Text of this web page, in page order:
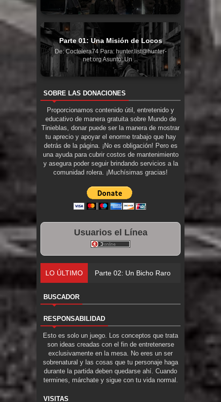
Parte 01: Una Misión de Locos
De: Coctelera74 Para: hunter.list@hunter-
net.org Asunto: Un ...
SOBRE LAS DONACIONES
Proporcionamos contenido útil, entretenido y
educativo de manera gratuita sobre Mundo de
Tinieblas, donar puede ser la manera de mostrar
tu aprecio y apoyar el enorme trabajo que hay
detrás de la página. ¡No es obligación! Pero es
una ayuda para cubrir costos de mantenimiento
y asegura poder seguir brindando servicios a la
comunidad rolera. ¡Muchísimas gracias!
Usuarios el Línea
LO ÚLTIMO Parte 02: Un Bicho Raro
BUSCADOR
RESPONSABILIDAD
Esto es solo un juego. Los conceptos que trata
son ideas creadas con el fin de entretenerse
exclusivamente en la mesa. No eres un ser
sobrenatural y las cosas que tu personaje haga
durante la partida deben quedarse ahí. Cuando
termines, márchate y sigue con tu vida normal.
VISITAS